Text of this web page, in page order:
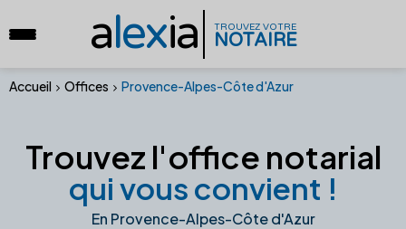
alexia TROUVEZ VOTRE
NOTAIRE
Accueil Offices Provence-Alpes-Côte d'Azur
Trouvez l'office notarial
qui vous convient !
En Provence-Alpes-Côte d'Azur